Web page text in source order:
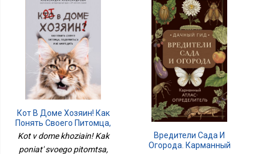
Кот В Доме Хозяин! Как
Понять Своего Питомца,
Подружиться И Не
Kot v dome khoziain! Kak
poniat' svoego pitomtsa,
Вредители Сада И
Огорода. Карманный